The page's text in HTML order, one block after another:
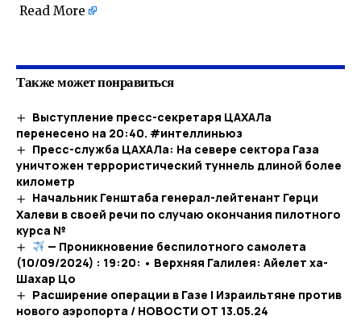
Read More
Также может понравиться
Выступление пресс-секретаря ЦАХАЛа
перенесено на 20:40. #интеллиньюз
Пресс-служба ЦАХАЛа: На севере сектора Газа
уничтожен террористический туннель длиной более
километр
Начальник Генштаба генерал-лейтенант Герци
Халеви в своей речи по случаю окончания пилотного
курса №
— Проникновение беспилотного самолета
(10/09/2024) : 19:20: • Верхняя Галилея: Айелет ха-
Шахар Цо
Расширение операции в Газе | Израильтяне против
нового аэропорта / НОВОСТИ ОТ 13.05.24